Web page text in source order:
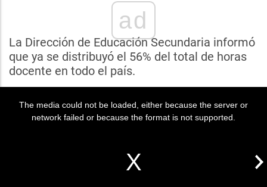
ad
La Dirección de Educación Secundaria informó
que ya se distribuyó el 56% del total de horas
docente en todo el país.
The media could not be loaded, either because the server or
network failed or because the format is not supported.